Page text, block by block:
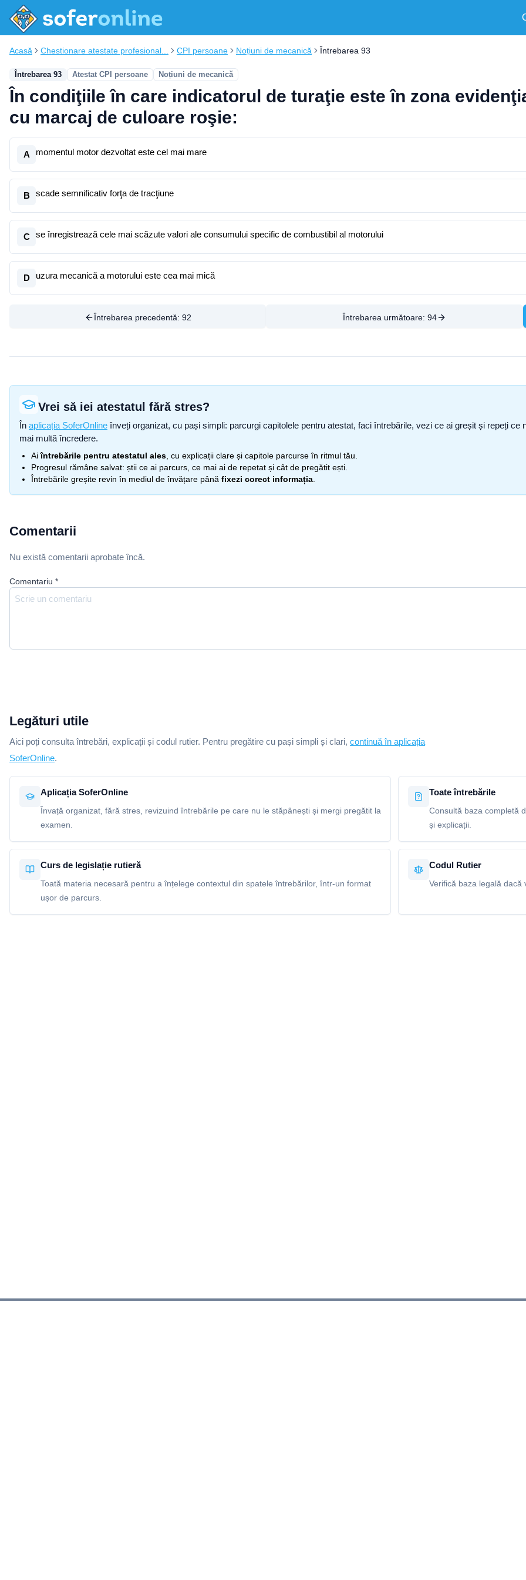
Acasă Chestionare atestate profesional... CPI persoane Noțiuni de mecanică Întrebarea 93
Întrebarea 93 Atestat CPI persoane Noțiuni de mecanică
În condiţiile în care indicatorul de turaţie este în zona
cu marcaj de culoare roşie:
A momentul motor dezvoltat este cel mai mare
B scade semnificativ forţa de tracţiune
C se înregistrează cele mai scăzute valori ale consumului specific de combustibil al motorului
D uzura mecanică a motorului este cea mai mică
Întrebarea precedentă: 92 Întrebarea următoare: 94
Vrei să iei atestatul fără stres?
În aplicația SoferOnline înveți organizat, cu pași simpli: parcurgi capitolele pentru atestat, faci întrebările, vezi ce ai greșit și repeți
mai multă încredere.
Aiîntrebările pentru atestatul ales , cu explicații clare și capitole parcurse în ritmul tău.
Progresul rămâne salvat: știi ce ai parcurs, ce mai ai de repetat și cât de pregătit ești.
Întrebările greșite revin în mediul de învățare până fixezi corect informația
Comentarii
Nu există comentarii aprobate încă.
Comentariu *
Legături utile
Aici poți consulta întrebări, explicații și codul rutier. Pentru pregătire cu pași simpli și clari, continuă în aplicația
SoferOnline.
Aplicația SoferOnline
Învață organizat, fără stres, revizuind întrebările pe care nu le stăpânești și mergi pregătit la
examen.
Toate întrebările
Consultă baza completă
și explicații.
Curs de legislație rutieră
Toată materia necesară pentru a înțelege contextul din spatele întrebărilor, într-un format
ușor de parcurs.
Codul Rutier
Verifică baza legală dacă